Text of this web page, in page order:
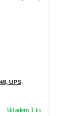
UPS,
Skladem 1 ks